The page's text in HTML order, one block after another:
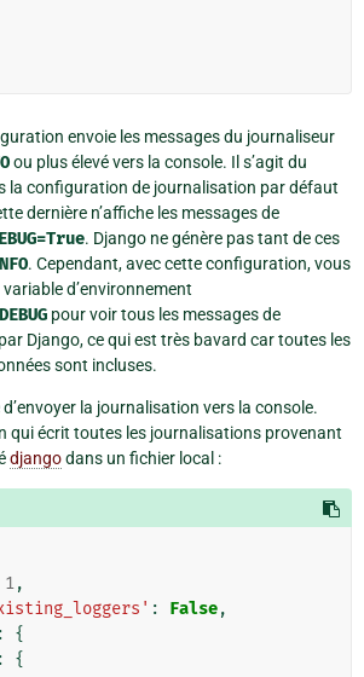
envoie les messages du journaliseur
ou plus élevé vers la console. Il s’agit du
la configuration de journalisation par défaut
dernière n’affiche les messages de
. Django ne génère pas tant de ces
. Cependant, avec cette configuration, vous
d’environnement
pour voir tous les messages de
Django, ce qui est très bavard car toutes les
sont incluses.
d’envoyer la journalisation vers la console.
qui écrit toutes les journalisations provenant
djangodans un fichier local :
1,
: False,
:
{
:
{